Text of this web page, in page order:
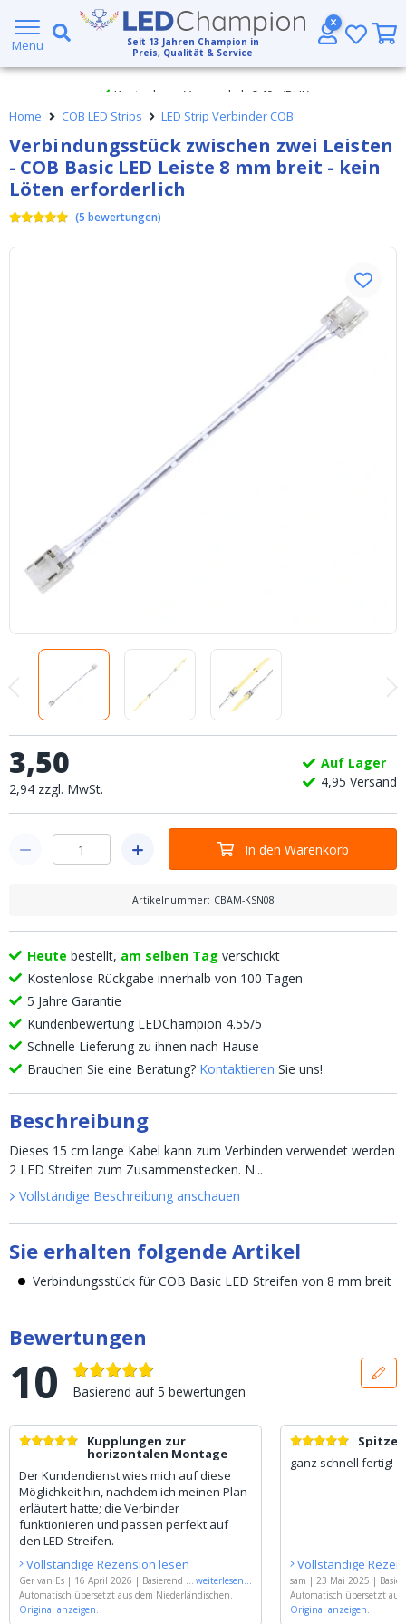
Menu Seit 13 Jahren Champion in
Preis, Qualität & Service
Großer Lagerbestand
Heute bestellt, am selben Tag verschickt
Home COB LED Strips LED Strip Verbinder COB
Verbindungsstück zwischen zwei Leisten
- COB Basic LED Leiste 8 mm breit - kein
Löten erforderlich
(5 bewertungen)
3,50
2,94 zzgl. MwSt.
Auf Lager
4,95 Versand
In den Warenkorb
Artikelnummer: CBAM-KSN08
Heute bestellt, am selben Tag verschickt
Kostenlose Rückgabe innerhalb von 100 Tagen
5 Jahre Garantie
Kundenbewertung LEDChampion 4.55/5
Schnelle Lieferung zu ihnen nach Hause
Brauchen Sie eine Beratung? Kontaktieren Sie uns!
Beschreibung
Dieses 15 cm lange Kabel kann zum Verbinden verwendet werden
2 LED Streifen zum Zusammenstecken. N...
Vollständige Beschreibung anschauen
Sie erhalten folgende Artikel
Verbindungsstück für COB Basic LED Streifen von 8 mm breit
Bewertungen
10 Basierend auf 5 bewertungen
Kupplungen zur
horizontalen Montage
Der Kundendienst wies mich auf diese
Möglichkeit hin, nachdem ich meinen Plan
erläutert hatte; die Verbinder
funktionieren und passen perfekt auf
den LED-Streifen.
Vollständige Rezension lesen
Ger van Es | 16 April 2026 | Basierend a
uf'Verbindungsstück zwischen zwei Leis
ten - COB Premium LED Leiste 10 mm br
weiterlesen
Automatisch übersetzt aus dem Niederländischen.
Original anzeigen.
Spitze
ganz schnell fertig!
Vollständige
sam | 23 Mai 2025 |
ndung zwischen Leiste
Basic LED Leiste 8 mm -
Automatisch übersetzt
Original anzeigen.